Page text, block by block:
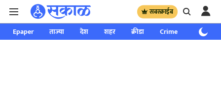
सबस्क्राईब
Epaper ताज्या देश शहर क्रीडा Crime साप्ताहिक